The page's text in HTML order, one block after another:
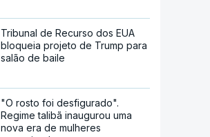
Tribunal de Recurso dos EUA
bloqueia projeto de Trump para
salão de baile
"O rosto foi desfigurado".
Regime talibã inaugurou uma
nova era de mulheres